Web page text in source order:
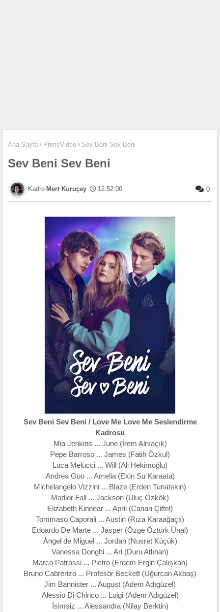
Ana Sayfa PrimeVideo Sev Beni Sev Beni
Sev Beni Sev Beni
Mert Kuruçay 12:52:00 0
Sev Beni Sev Beni / Love Me Love Me Seslendirme
Kadrosu
Mia Jenkins ... June (İrem Alnıaçık)
Pepe Barroso ... James (Fatih Özkul)
Luca Melucci ... Will (Ali Hekimoğlu)
Andrea Guo ... Amelia (Ekin Su Karaata)
Michelangelo Vizzini ... Blaze (Erden Tunatekin)
Madior Fall ... Jackson (Uluç Özkök)
Elizabeth Kinnear ... April (Canan Çiftel)
Tommaso Caporali ... Austin (Rıza Karaağaçlı)
Edoardo De Marte ... Jasper (Özge Öztürk Ünal)
Ángel de Miguel ... Jordan (Nusret Küçük)
Vanessa Donghi ... Ari (Duru Atlıhan)
Marco Patrassi ... Pietro (Erdem Ergin Çalışkan)
Bruno Cabrerizo ... Profesör Beckett (Uğurcan Akbaş)
Jim Bannister ... August (Adem Adıgüzel)
Alessio Di Chirico ... Luigi (Adem Adıgüzel)
İsimsiz ... Alessandra (Nilay Berktin)